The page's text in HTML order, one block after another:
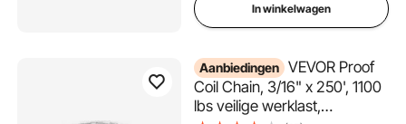
In winkelwagen
Aanbiedingen VEVOR Proof
Coil Chain, 3/16" x 250', 1100
lbs veilige werklast,